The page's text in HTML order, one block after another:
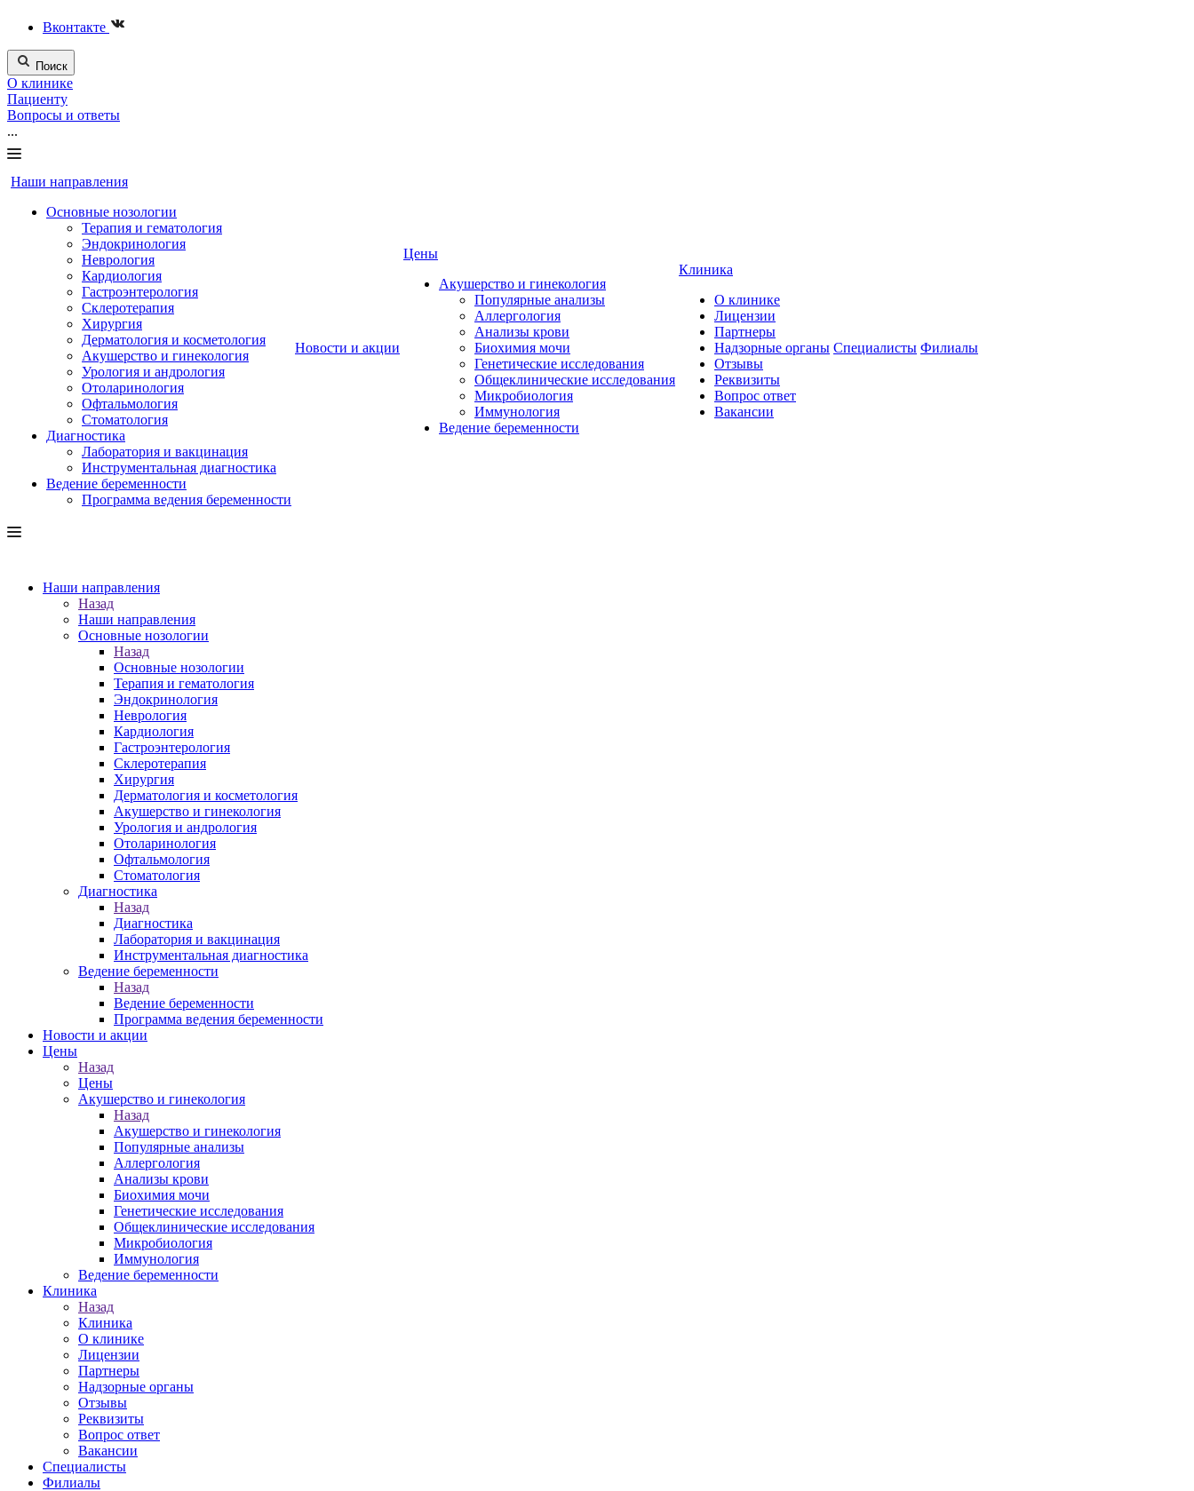
Вконтакте
Поиск
О клинике
Пациенту
Вопросы и ответы
...
Наши направления
Основные нозологии
Терапия и гематология
Эндокринология
Неврология
Кардиология
Гастроэнтерология
Склеротерапия
Хирургия
Дерматология и косметология
Акушерство и гинекология
Урология и андрология
Отоларинология
Офтальмология
Стоматология
Диагностика
Лаборатория и вакцинация
Инструментальная диагностика
Ведение беременности
Программа ведения беременности
Новости и акции
Цены
Акушерство и гинекология
Популярные анализы
Аллергология
Анализы крови
Биохимия мочи
Генетические исследования
Общеклинические исследования
Микробиология
Иммунология
Ведение беременности
Клиника
О клинике
Лицензии
Партнеры
Надзорные органы
Отзывы
Реквизиты
Вопрос ответ
Вакансии
Специалисты Филиалы
Наши направления
Назад
Наши направления
Основные нозологии
Назад
Основные нозологии
Терапия и гематология
Эндокринология
Неврология
Кардиология
Гастроэнтерология
Склеротерапия
Хирургия
Дерматология и косметология
Акушерство и гинекология
Урология и андрология
Отоларинология
Офтальмология
Стоматология
Диагностика
Назад
Диагностика
Лаборатория и вакцинация
Инструментальная диагностика
Ведение беременности
Назад
Ведение беременности
Программа ведения беременности
Новости и акции
Цены
Назад
Цены
Акушерство и гинекология
Назад
Акушерство и гинекология
Популярные анализы
Аллергология
Анализы крови
Биохимия мочи
Генетические исследования
Общеклинические исследования
Микробиология
Иммунология
Ведение беременности
Клиника
Назад
Клиника
О клинике
Лицензии
Партнеры
Надзорные органы
Отзывы
Реквизиты
Вопрос ответ
Вакансии
Специалисты
Филиалы